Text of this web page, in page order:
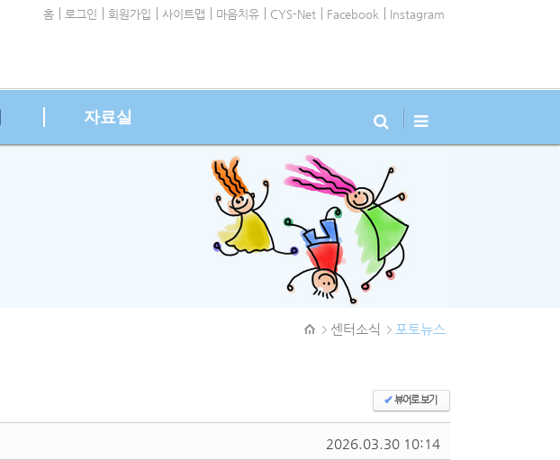
홈 로그인 회원가입 사이트맵 마음치유 CYS-Net Facebook Instagram
자료실
센터소식 포토뉴스
✔뷰어로 보기
2026.03.30 10:14